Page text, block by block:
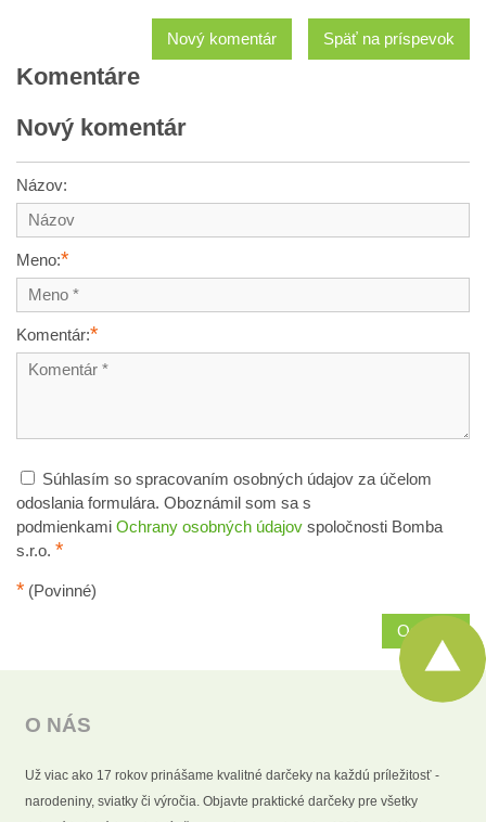
Späť na príspevok
Nový komentár
Komentáre
Nový komentár
Názov:
Meno:*
Komentár:*
Súhlasím so spracovaním osobných údajov za účelom
odoslania formulára. Oboznámil som sa s
podmienkami Ochrany osobných údajov spoločnosti Bomba
s.r.o. *
* (Povinné)
Odoslať
O NÁS
Už viac ako 17 rokov prinášame kvalitné darčeky na každú príležitosť -
narodeniny, sviatky či výročia. Objavte praktické darčeky pre všetky